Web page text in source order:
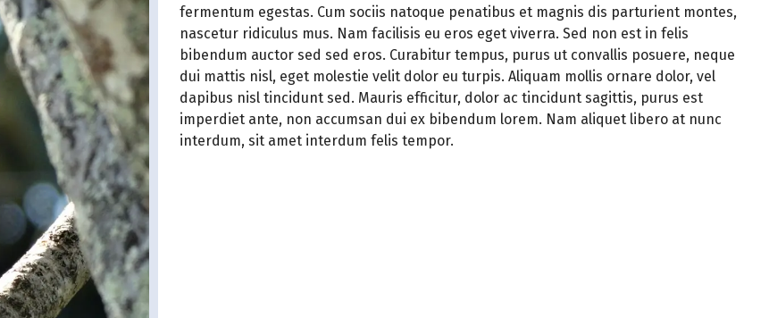
fermentum egestas. Cum sociis natoque penatibus et magnis dis parturient montes,
nascetur ridiculus mus. Nam facilisis eu eros eget viverra. Sed non est in felis
bibendum auctor sed sed eros. Curabitur tempus, purus ut convallis posuere, neque
dui mattis nisl, eget molestie velit dolor eu turpis. Aliquam mollis ornare dolor, vel
dapibus nisl tincidunt sed. Mauris efficitur, dolor ac tincidunt sagittis, purus est
imperdiet ante, non accumsan dui ex bibendum lorem. Nam aliquet libero at nunc
interdum, sit amet interdum felis tempor.